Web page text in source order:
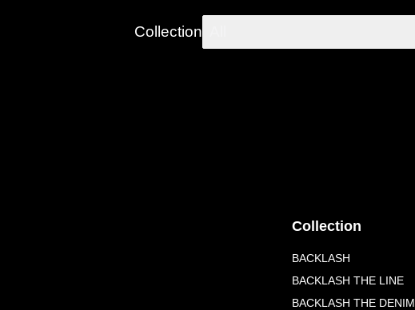
Collection
Collection
BACKLASH
BACKLASH THE LINE
BACKLASH THE DENIM